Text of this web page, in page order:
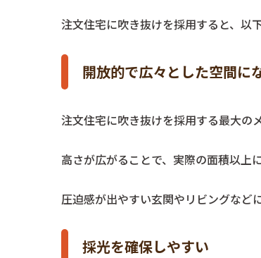
注文住宅に吹き抜けを採用すると、以
開放的で広々とした空間に
注文住宅に吹き抜けを採用する最大の
高さが広がることで、実際の面積以上
圧迫感が出やすい玄関やリビングなど
採光を確保しやすい